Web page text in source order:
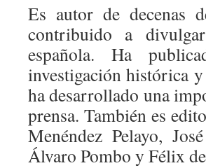
Es autor de decenas
contribuido a
española. Ha
investigación histórica
ha desarrollado una
prensa. También es
Menéndez Pelayo,
Álvaro Pombo y Félix